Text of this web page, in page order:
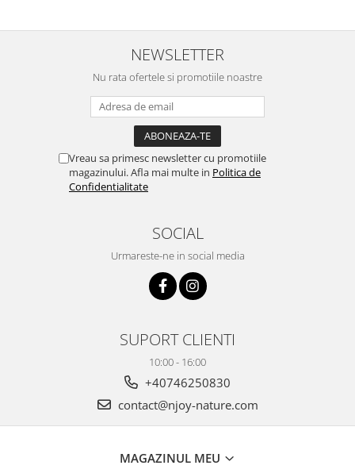
NEWSLETTER
Nu rata ofertele si promotiile noastre
Vreau sa primesc newsletter cu promotiile
magazinului. Afla mai multe in Politica de
Confidentialitate
SOCIAL
Urmareste-ne in social media
SUPORT CLIENTI
10:00 - 16:00
+40746250830
contact@njoy-nature.com
MAGAZINUL MEU